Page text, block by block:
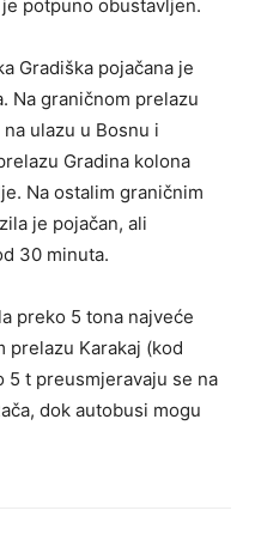
potpuno obustavljen.
Gradiška pojačana je
Na graničnom prelazu
ulazu u Bosnu i
Gradina kolona
Na ostalim graničnim
je pojačan, ali
30 minuta.
preko 5 tona najveće
prelazu Karakaj (kod
5 t preusmjeravaju se na
dok autobusi mogu